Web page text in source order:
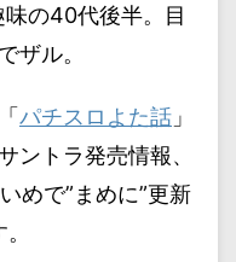
の40代後半。目
ザル。
パチスロよた話 」
ントラ発売情報、
めで”まめに”更新